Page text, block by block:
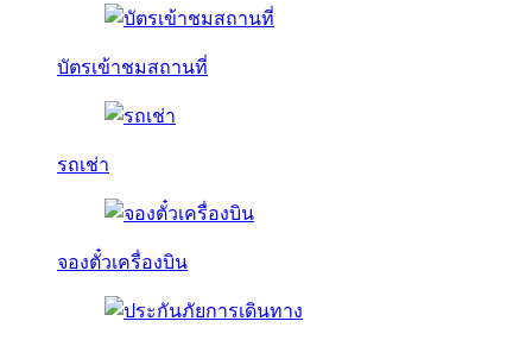
บัตรเข้าชมสถานที่
รถเช่า
จองตั๋วเครื่องบิน